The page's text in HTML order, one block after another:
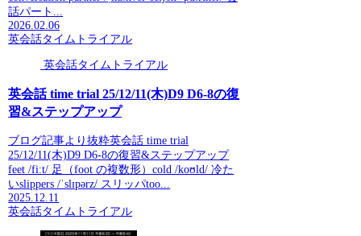
話パート...
2026.02.06
英会話タイムトライアル
英会話タイムトライアル
英会話 time trial 25/12/11(木)D9 D6-8の復
習&ステップアップ
ブログ記事より抜粋英会話 time trial
25/12/11(木)D9 D6-8の復習&ステップアップ
feet /fiːt/ 足（foot の複数形）cold /koʊld/ 冷た
いslippers /ˈslɪpərz/ スリッパtoo...
2025.12.11
英会話タイムトライアル